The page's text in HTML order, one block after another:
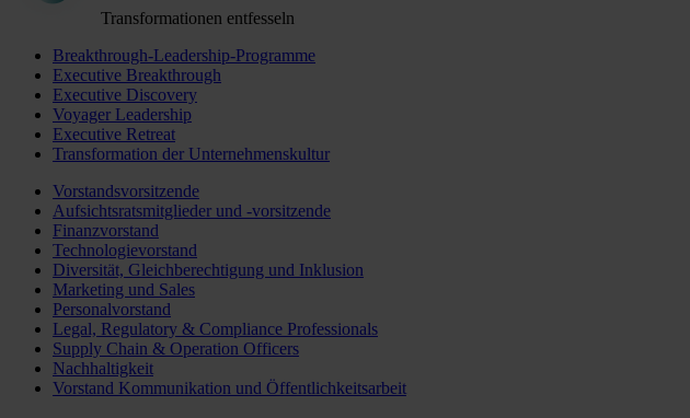
Transformationen entfesseln
Breakthrough-Leadership-Programme
Executive Breakthrough
Executive Discovery
Voyager Leadership
Executive Retreat
Transformation der Unternehmenskultur
Vorstandsvorsitzende
Aufsichtsratsmitglieder und -vorsitzende
Finanzvorstand
Technologievorstand
Diversität, Gleichberechtigung und Inklusion
Marketing und Sales
Personalvorstand
Legal, Regulatory & Compliance Professionals
Supply Chain & Operation Officers
Nachhaltigkeit
Vorstand Kommunikation und Öffentlichkeitsarbeit